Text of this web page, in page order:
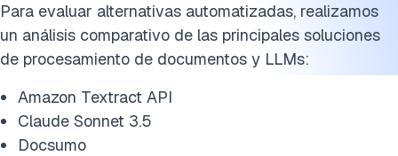
Para evaluar alternativas automatizadas, realizamos
un análisis comparativo de las principales soluciones
de procesamiento de documentos y LLMs:
Amazon Textract API
Claude Sonnet 3.5
Docsumo